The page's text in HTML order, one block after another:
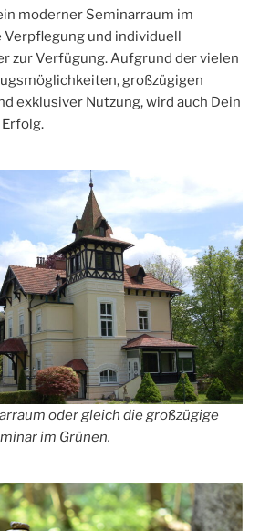
moderner Seminarraum im
Verpflegung und individuell
zur Verfügung. Aufgrund der vielen
großzügigen
exklusiver Nutzung, wird auch Dein
oder gleich die großzügige
im Grünen.